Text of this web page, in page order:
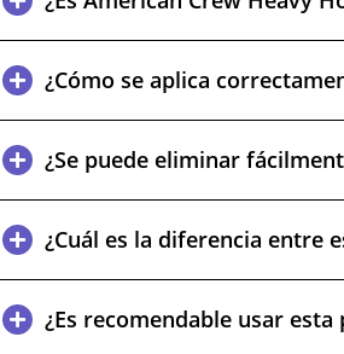
¿Cómo se aplica
¿Se puede eliminar
¿Cuál es la diferencia entre
¿Es recomendable usar